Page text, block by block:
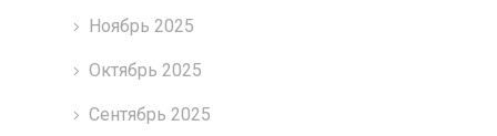
Ноябрь 2025
Октябрь 2025
Сентябрь 2025